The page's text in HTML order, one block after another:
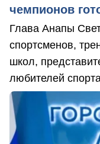
чемпионов
Глава Анапы
спортсменов,
школ,
любителей